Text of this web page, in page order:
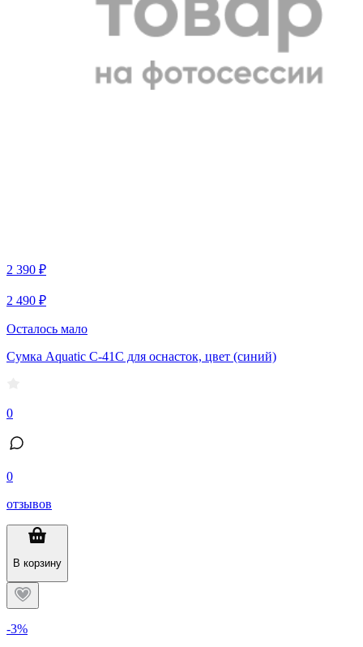
2 390 ₽
2 490 ₽
Осталось мало
Сумка Aquatic С-41С для оснасток, цвет (синий)
0
0
отзывов
В корзину
-3%